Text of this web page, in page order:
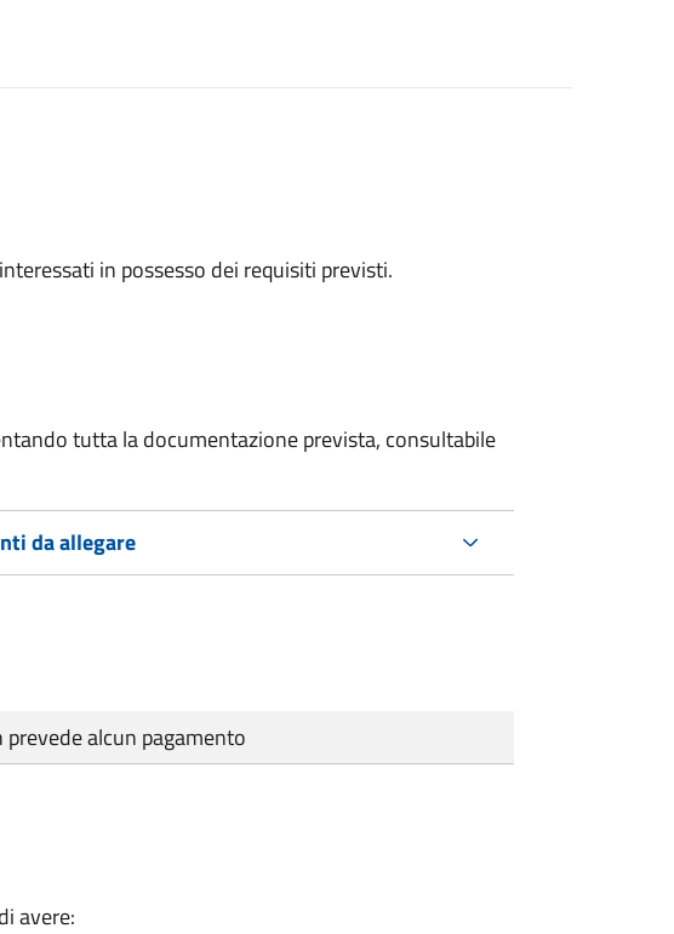
in possesso dei requisiti previsti.
tutta la documentazione prevista, consultabile
da allegare
alcun pagamento
avere: